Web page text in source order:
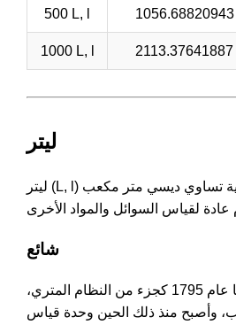
500 L, l
1000 L, l
ليتر
ليتر (L, l) هو وحدة قياس حجم معيارية تساوي ديسي متر مكعب
شائع
تم تقديم الليتر في فرنسا عام 1795 كجزء من النظام المتري،
وأصبح منذ ذلك الحين وحدة قياس